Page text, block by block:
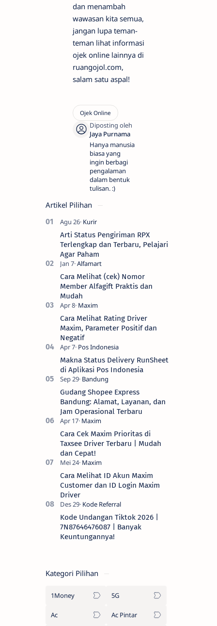
dan menambah
wawasan kita semua,
jangan lupa teman-
teman lihat informasi
ojek online lainnya di
ruangojol.com,
salam satu aspal!
Hanya manusia
biasa yang
ingin berbagi
pengalaman
dalam bentuk
tulisan. :)
Artikel Pilihan
Arti Status Pengiriman RPX
Terlengkap dan Terbaru, Pelajari
Agar Paham
Cara Melihat (cek) Nomor
Member Alfagift Praktis dan
Mudah
Cara Melihat Rating Driver
Maxim, Parameter Positif dan
Negatif
Makna Status Delivery RunSheet
di Aplikasi Pos Indonesia
Gudang Shopee Express
Bandung: Alamat, Layanan, dan
Jam Operasional Terbaru
Cara Cek Maxim Prioritas di
Taxsee Driver Terbaru | Mudah
dan Cepat!
Cara Melihat ID Akun Maxim
Customer dan ID Login Maxim
Driver
Kode Undangan Tiktok 2026 |
7N87646476087 | Banyak
Keuntungannya!
Kategori Pilihan
1Money 5G
Ac Ac Pintar